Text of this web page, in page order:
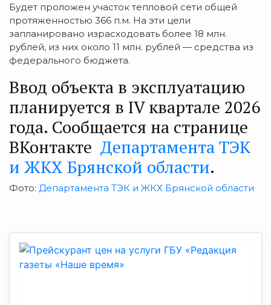
Будет проложен участок тепловой сети общей
протяженностью 366 п.м. На эти цели
запланировано израсходовать более 18 млн.
рублей, из них около 11 млн. рублей — средства из
федерального бюджета.
Ввод объекта в эксплуатацию
планируется в IV квартале 2026
года. Сообщается на странице
ВКонтакте Департамента ТЭК
и ЖКХ Брянской области.
Фото: Департамента ТЭК и ЖКХ Брянской области